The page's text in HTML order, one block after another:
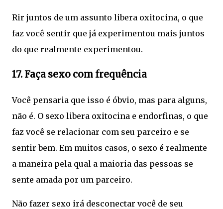
Rir juntos de um assunto libera oxitocina, o que
faz você sentir que já experimentou mais juntos
do que realmente experimentou.
17. Faça sexo com frequência
Você pensaria que isso é óbvio, mas para alguns,
não é. O sexo libera oxitocina e endorfinas, o que
faz você se relacionar com seu parceiro e se
sentir bem. Em muitos casos, o sexo é realmente
a maneira pela qual a maioria das pessoas se
sente amada por um parceiro.
Não fazer sexo irá desconectar você de seu